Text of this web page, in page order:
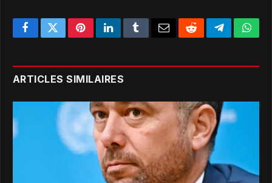
FacebookTwitterPinterestLinkedInTumblrEmailRedditTelegram
ARTICLES SIMILAIRES